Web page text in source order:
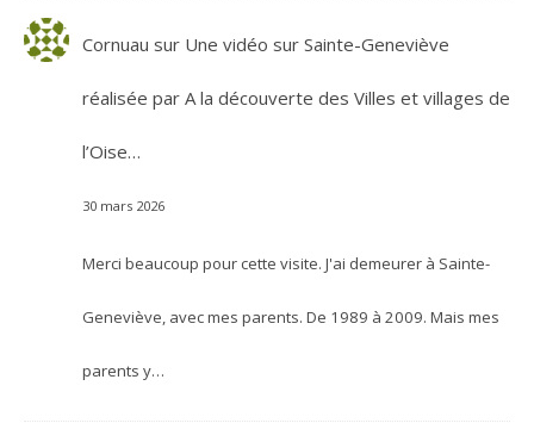
Cornuau sur Une vidéo sur Sainte-Geneviève
réalisée par A la découverte des Villes et villages de
l’Oise…
30 mars 2026
Merci beaucoup pour cette visite. J'ai demeurer à Sainte-
Geneviève, avec mes parents. De 1989 à 2009. Mais mes
parents y…